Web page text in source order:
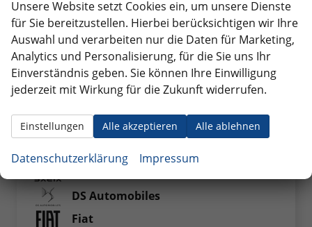
Q3 Sportback
Q5
Q5 Sportback
Q7
Citroen
Cupra
DS Automobiles
Fiat
Unsere Website setzt Cookies ein, um unsere Dienste
für Sie bereitzustellen. Hierbei berücksichtigen wir Ihre
Auswahl und verarbeiten nur die Daten für Marketing,
Analytics und Personalisierung, für die Sie uns Ihr
Einverständnis geben. Sie können Ihre Einwilligung
jederzeit mit Wirkung für die Zukunft widerrufen.
Alle akzeptieren Alle ablehnen
Einstellungen
Datenschutzerklärung Impressum